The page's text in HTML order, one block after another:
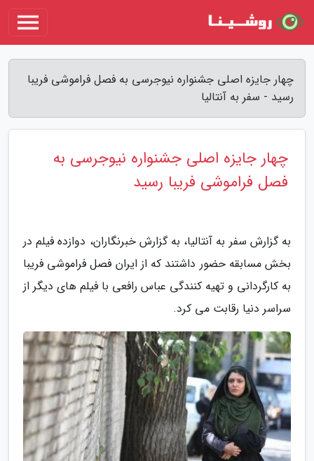
چهار جایزه اصلی جشنواره نیوجرسی به فصل فراموشی فریبا
رسید - سفر به آنتالیا
چهار جایزه اصلی جشنواره نیوجرسی به
فصل فراموشی فریبا رسید
به گزارش سفر به آنتالیا، به گزارش خبرنگاران، دوازده فیلم در
بخش مسابقه حضور داشتند که از ایران فصل فراموشی فریبا
به کارگردانی و تهیه کنندگی عباس رافعی با فیلم های دیگر از
سراسر دنیا رقابت می کرد.